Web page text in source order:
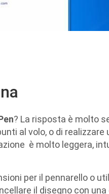
? La risposta è molto
al volo, o di realizzare
è molto leggera,
per il pennarello o
il disegno con